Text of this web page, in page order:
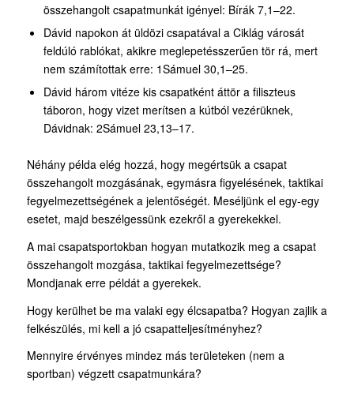
összehangolt csapatmunkát igényel: Bírák 7,1–22.
Dávid napokon át üldözi csapatával a Ciklág városát
feldúló rablókat, akikre meglepetésszerűen tör rá, mert
nem számítottak erre: 1Sámuel 30,1–25.
Dávid három vitéze kis csapatként áttör a filiszteus
táboron, hogy vizet merítsen a kútból vezérüknek,
Dávidnak: 2Sámuel 23,13–17.
Néhány példa elég hozzá, hogy megértsük a csapat
összehangolt mozgásának, egymásra figyelésének, taktikai
fegyelmezettségének a jelentőségét. Meséljünk el egy-egy
esetet, majd beszélgessünk ezekről a gyerekekkel.
A mai csapatsportokban hogyan mutatkozik meg a csapat
összehangolt mozgása, taktikai fegyelmezettsége?
Mondjanak erre példát a gyerekek.
Hogy kerülhet be ma valaki egy élcsapatba? Hogyan zajlik a
felkészülés, mi kell a jó csapatteljesítményhez?
Mennyire érvényes mindez más területeken (nem a
sportban) végzett csapatmunkára?